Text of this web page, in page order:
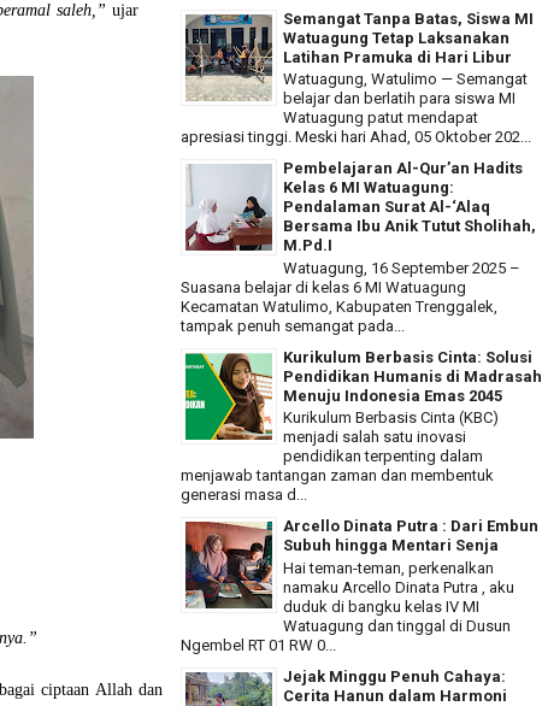
saleh,” ujar
ciptaan Allahdan
Semangat Tanpa Batas, Siswa MI
Watuagung Tetap Laksanakan
Latihan Pramuka di Hari Libur
Watuagung, Watulimo — Semangat
belajar dan berlatih para siswa MI
Watuagung patut mendapat
apresiasi tinggi. Meski hari Ahad, 05 Oktober 202...
Pembelajaran Al-Qur’an Hadits
Kelas 6 MI Watuagung:
Pendalaman Surat Al-‘Alaq
Bersama Ibu Anik Tutut Sholihah,
M.Pd.I
Watuagung, 16 September 2025 –
Suasana belajar di kelas 6 MI Watuagung
Kecamatan Watulimo, Kabupaten Trenggalek,
tampak penuh semangat pada...
Kurikulum Berbasis Cinta: Solusi
Pendidikan Humanis di Madrasah
Menuju Indonesia Emas 2045
Kurikulum Berbasis Cinta (KBC)
menjadi salah satu inovasi
pendidikan terpenting dalam
menjawab tantangan zaman dan membentuk
generasi masa d...
Arcello Dinata Putra : Dari Embun
Subuh hingga Mentari Senja
Hai teman-teman, perkenalkan
namaku Arcello Dinata Putra , aku
duduk di bangku kelas IV MI
Watuagung dan tinggal di Dusun
Ngembel RT 01 RW 0...
Jejak Minggu Penuh Cahaya:
Cerita Hanun dalam Harmoni